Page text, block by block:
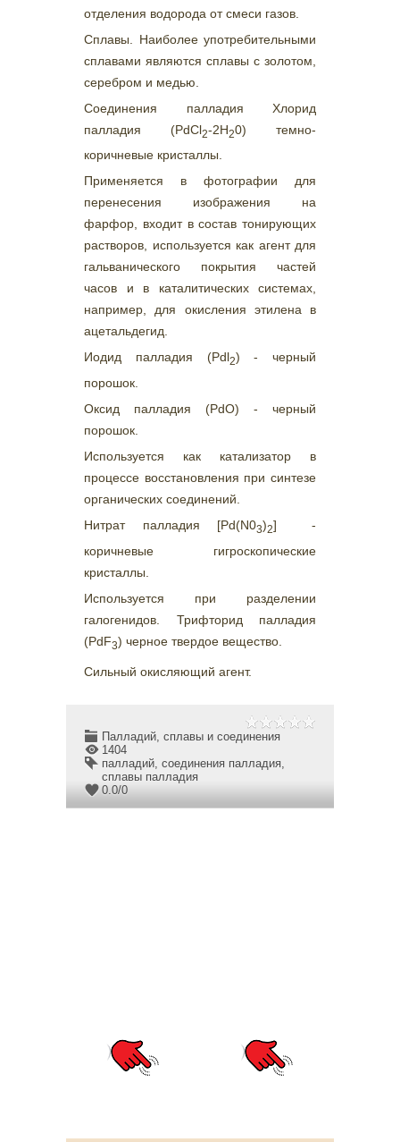
отделения водорода от смеси газов.
Сплавы. Наиболее употребительными
сплавами являются сплавы с золотом,
серебром и медью.
Соединения палладия Хлорид
палладия (PdCl2-2H20) темно-
коричневые кристаллы.
Применяется в фотографии для
перенесения изображения на
фарфор, входит в состав тонирующих
растворов, используется как агент для
гальванического покрытия частей
часов и в каталитических системах,
например, для окисления этилена в
ацетальдегид.
Иодид палладия (Pdl2) - черный
порошок.
Оксид палладия (PdO) - черный
порошок.
Используется как катализатор в
процессе восстановления при синтезе
органических соединений.
Нитрат палладия [Pd(N03)2] -
коричневые гигроскопические
кристаллы.
Используется при разделении
галогенидов. Трифторид палладия
(PdF3) черное твердое вещество.
Сильный окисляющий агент.
Палладий, сплавы и соединения
1404
палладий, соединения палладия,
сплавы палладия
0.0/0